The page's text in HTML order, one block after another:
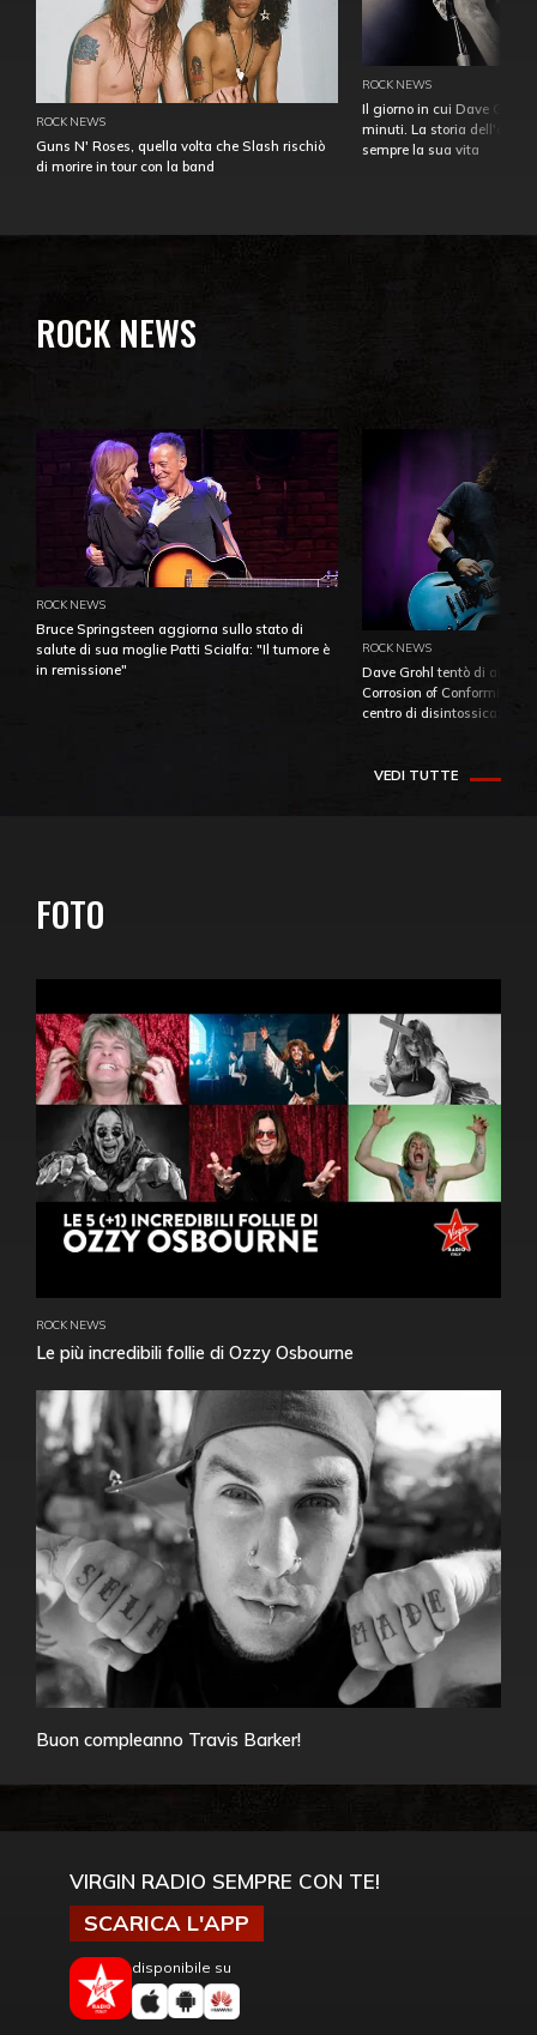
ROCK NEWS
Guns N' Roses, quella volta che Slash rischiò
di morire in tour con la band
ROCK NEWS
Il giorno in cui Dave
minuti. La storia
sempre la sua vita
ROCK NEWS
ROCK NEWS
Bruce Springsteen aggiorna sullo stato di
salute di sua moglie Patti Scialfa: "Il tumore è
in remissione"
ROCK NEWS
Dave Grohl tentò di
Corrosion of Conformity
centro di
VEDI TUTTE
FOTO
ROCK NEWS
Le più incredibili follie di Ozzy Osbourne
Buon compleanno Travis Barker!
VIRGIN RADIO SEMPRE CON TE!
SCARICA L'APP
disponibile su